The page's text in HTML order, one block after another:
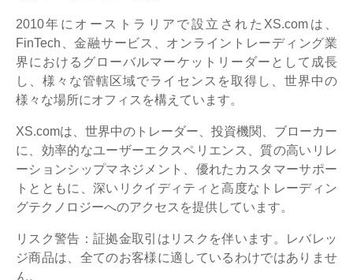
2010年にオーストラリアで設立されたXS.comは、
FinTech、金融サービス、オンライントレーディング業
界におけるグローバルマーケットリーダーとして成長
し、様々な管轄区域でライセンスを取得し、世界中の
様々な場所にオフィスを構えています。
XS.comは、世界中のトレーダー、投資機関、ブローカー
に、効率的なユーザーエクスペリエンス、質の高いリレ
ーションシップマネジメント、優れたカスタマーサポー
トとともに、深いリクイディティと高度なトレーディン
グテクノロジーへのアクセスを提供しています。
リスク警告：証拠金取引はリスクを伴います。レバレッ
ジ商品は、全てのお客様に適しているわけではありませ
ん。